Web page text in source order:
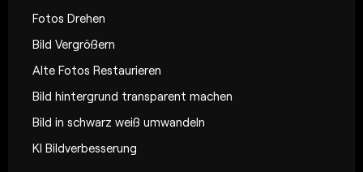
Fotos Drehen
Bild Vergrößern
Alte Fotos Restaurieren
Bild hintergrund transparent machen
Bild in schwarz weiß umwandeln
KI Bildverbesserung